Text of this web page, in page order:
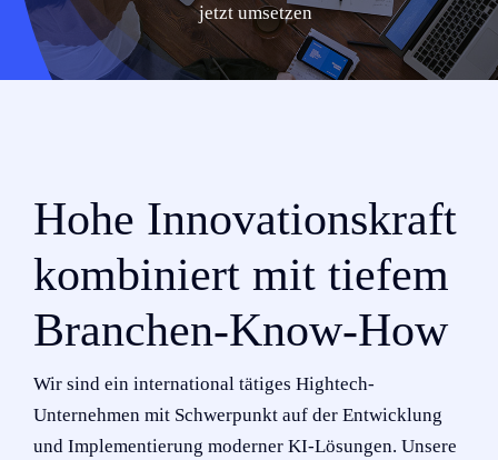
Einblicke
Kontakt
jetzt umsetzen
Hohe Innovationskraft
kombiniert mit tiefem
Branchen-Know-How
Wir sind ein international tätiges Hightech-
Unternehmen mit Schwerpunkt auf der Entwicklung
und Implementierung moderner KI-Lösungen. Unsere